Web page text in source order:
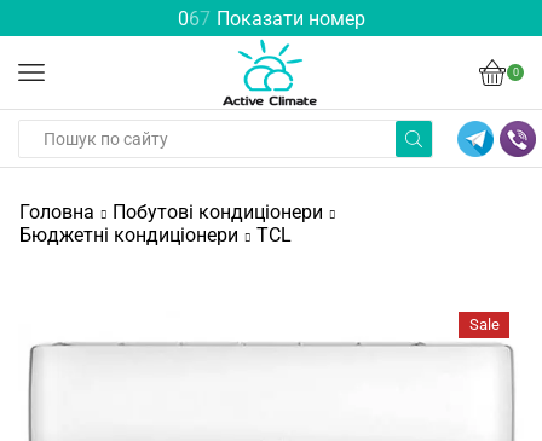
067 Показати номер
0
Головна
Побутові кондиціонери
Бюджетні кондиціонери
TCL
Sale